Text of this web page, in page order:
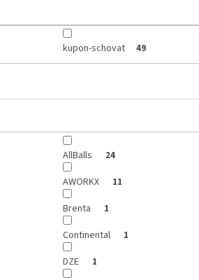
kupon-schovat 49
AllBalls 24
AWORKX 11
Brenta 1
Continental 1
DZE 1